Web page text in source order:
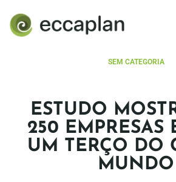
SEM CATEGORIA
ESTUDO
250 EMPRESAS
UM TERÇO DO
MUNDO